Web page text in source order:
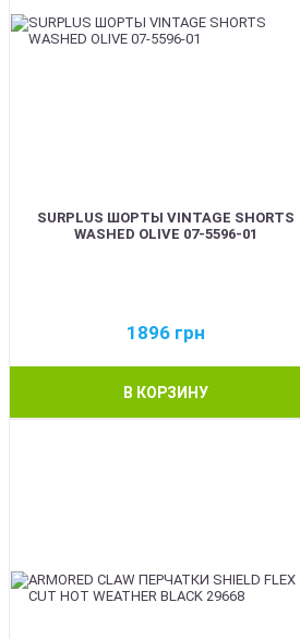
SURPLUS ШОРТЫ VINTAGE SHORTS
WASHED OLIVE 07-5596-01
1896 грн
В КОРЗИНУ